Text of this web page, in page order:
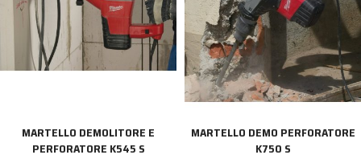
MARTELLO DEMOLITORE E
PERFORATORE K545 S
MARTELLO DEMO PERFORATORE
K750 S